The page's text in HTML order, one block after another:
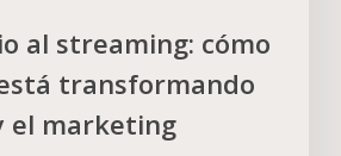
al streaming: cómo
transformando
el marketing